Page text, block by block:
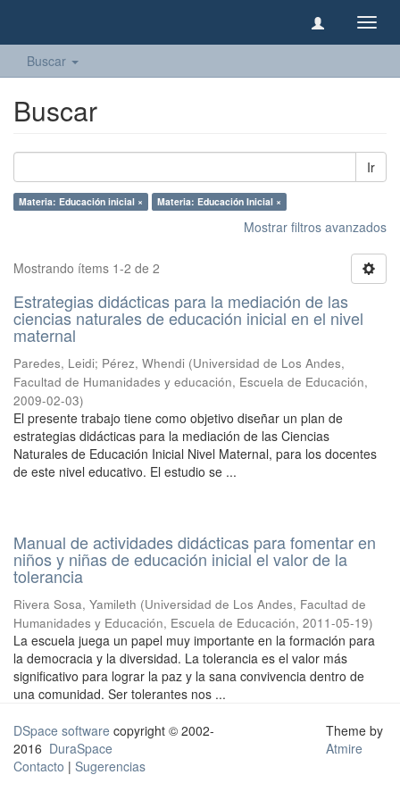
Buscar
Buscar
Ir
Materia: Educación inicial × Materia: Educación Inicial ×
Mostrar filtros avanzados
Mostrando ítems 1-2 de 2
Estrategias didácticas para la mediación de las
ciencias naturales de educación inicial en el nivel
maternal
Paredes, Leidi; Pérez, Whendi (Universidad de Los Andes,
Facultad de Humanidades y educación, Escuela de Educación,
2009-02-03)
El presente trabajo tiene como objetivo diseñar un plan de
estrategias didácticas para la mediación de las Ciencias
Naturales de Educación Inicial Nivel Maternal, para los docentes
de este nivel educativo. El estudio se ...
Manual de actividades didácticas para fomentar en
niños y niñas de educación inicial el valor de la
tolerancia
Rivera Sosa, Yamileth (Universidad de Los Andes, Facultad de
Humanidades y Educación, Escuela de Educación, 2011-05-19)
La escuela juega un papel muy importante en la formación para
la democracia y la diversidad. La tolerancia es el valor más
significativo para lograr la paz y la sana convivencia dentro de
una comunidad. Ser tolerantes nos ...
DSpace software copyright © 2002-
2016 DuraSpace
Contacto | Sugerencias
Theme by
Atmire